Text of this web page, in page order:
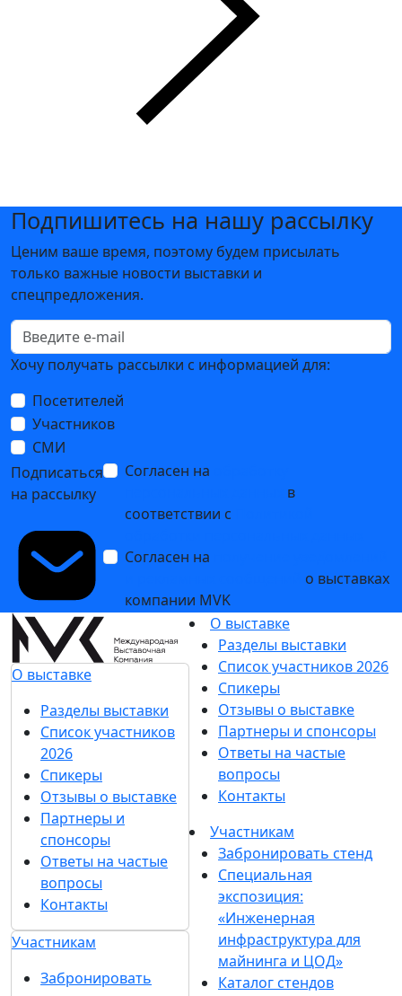
Подпишитесь на нашу рассылку
Ценим ваше время, поэтому будем присылать
только важные новости выставки и
спецпредложения.
Хочу получать рассылки с информацией для:
Посетителей
Участников
СМИ
Подписаться
на рассылку
Согласен на
в
соответствии с
Согласен на
о выставках
компании MVK
О выставке
Разделы выставки
Список участников
2026
Спикеры
Отзывы о выставке
Партнеры и
спонсоры
Ответы на частые
вопросы
Контакты
Участникам
Забронировать
О выставке
Разделы выставки
Список участников 2026
Спикеры
Отзывы о выставке
Партнеры и спонсоры
Ответы на частые
вопросы
Контакты
Участникам
Забронировать стенд
Специальная
экспозиция:
«Инженерная
инфраструктура для
майнинга и ЦОД»
Каталог стендов